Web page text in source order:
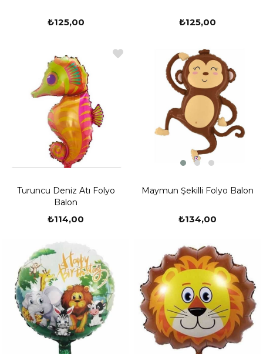
₺125,00 ₺125,00
Turuncu Deniz Atı Folyo
Balon
₺114,00
Maymun Şekilli Folyo Balon
₺134,00